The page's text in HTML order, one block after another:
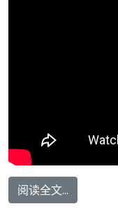
阅读全文...